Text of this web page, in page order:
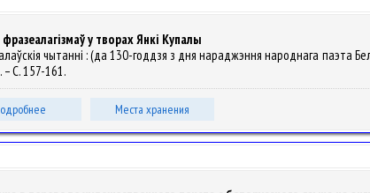
у творах Янкі Купалы
чытанні : (да 130-годдзя з дня нараджэння народнага паэта
– С. 157-161.
Места хранения